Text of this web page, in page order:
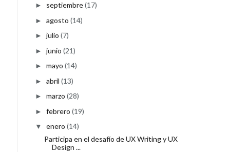
► septiembre(17)
► agosto (14)
► julio (7)
► junio (21)
► mayo (14)
► abril (13)
► marzo (28)
► febrero (19)
▼ enero (14)
Participa en el desafío de UX Writing y UX
Design ...